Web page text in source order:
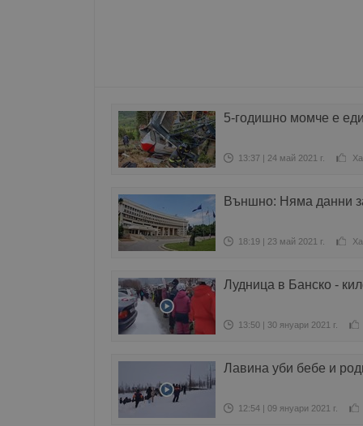
5-годишно момче е
13:37 | 24 май 2021 г.
Външно: Няма данни
18:19 | 23 май 2021 г.
Лудница в Банско -
13:50 | 30 януари 2021 г.
Лавина уби бебе и
12:54 | 09 януари 2021 г.
FCCDCF
Gemius
Gdyn
Име
Домейн
mid
Meta
__Secure-
__Secure-YNID
g_state